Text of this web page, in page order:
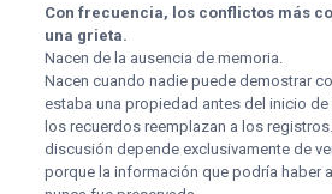
Con frecuencia, los conflictos más
una grieta.
Nacen de la ausencia de memoria.
Nacen cuando nadie puede demostrar
estaba una propiedad antes del inicio de
los recuerdos reemplazan a los
discusión depende exclusivamente de
porque la información que podría haber